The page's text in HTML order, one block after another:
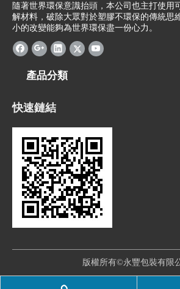
隨著世界環保意識抬頭，本公司也主打使用
解材料，破除大眾對於塑膠不環保的傳統思
小的改變能夠為世界環保盡一份心力。
產品分類
快速鏈結
版權所有©永豐包裝有限